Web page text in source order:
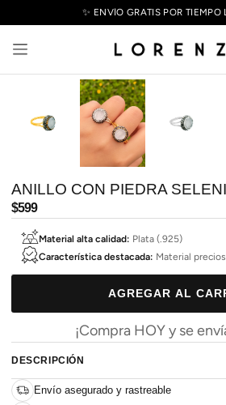
✨ ENVÍO GRATIS POR TIEMPO
ANILLO CON PIEDRA
Precio
habitual
$599
Material alta calidad: Plata (.925)
Característica destacada: Material
AGREGAR AL
¡Compra HOY y se
DESCRIPCIÓN
Envío asegurado y rastreable